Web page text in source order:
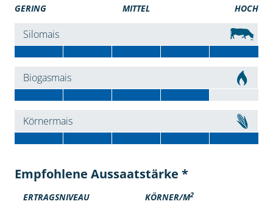
GERING MITTEL HOCH
Silomais
Biogasmais
Körnermais
Empfohlene Aussaatstärke *
ERTRAGSNIVEAU KÖRNER/M2